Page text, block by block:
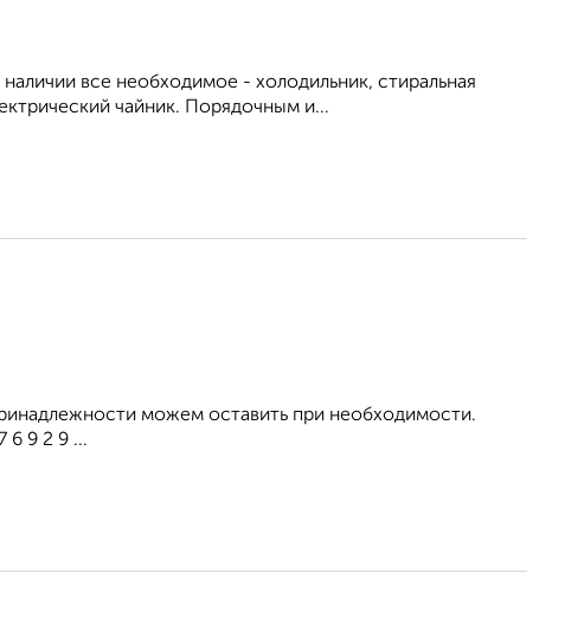
все необходимое - холодильник, стиральная
чайник. Порядочным и...
можем оставить при необходимости.
6 9 2 9 ...